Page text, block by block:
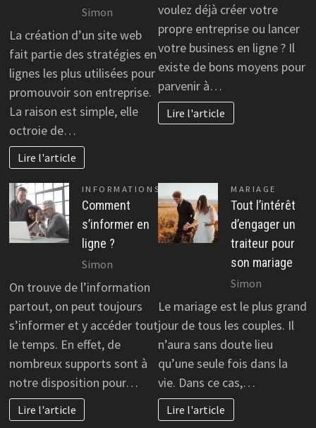
Simon
La création d’un site web
fait partie des stratégies en
lignes les plus utilisées pour
promouvoir son entreprise.
La raison est simple, elle
octroie de…
Lire l'article
voulez déjà créer votre
propre entreprise ou lancer
votre business en ligne ? Il
existe de bons moyens pour
parvenir à…
Lire l'article
INFORMATIONS
Comment
s’informer en
ligne ?
Simon
On trouve de l’information
partout, on peut toujours
s’informer et y accéder tout
le temps. En effet, de
nombreux supports sont à
notre disposition pour…
Lire l'article
MARIAGE
Tout l’intérêt
d’engager un
traiteur pour
son mariage
Simon
Le mariage est le plus grand
jour de tous les couples. Il
n’aura sans doute lieu
qu’une seule fois dans la
vie. Dans ce cas,…
Lire l'article